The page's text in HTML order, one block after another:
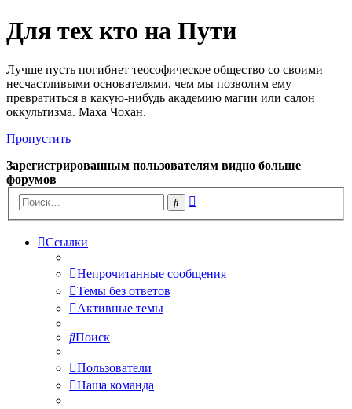
Для тех кто на Пути
Лучше пусть погибнет теософическое общество со своими
несчастливыми основателями, чем мы позволим ему
превратиться в какую-нибудь академию магии или салон
оккультизма. Маха Чохан.
Пропустить
Зарегистрированным пользователям видно больше
форумов
Поиск
Ссылки
Непрочитанные сообщения
Темы без ответов
Активные темы
Поиск
Пользователи
Наша команда